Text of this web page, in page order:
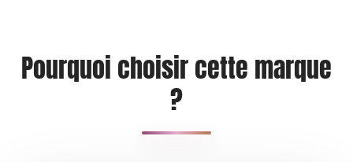
Pourquoi choisir cette marque
?